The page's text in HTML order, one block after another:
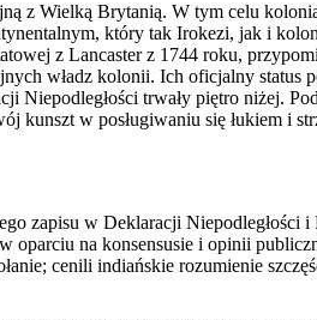
z Wielką Brytanią. W tym celu
który tak Irokezi, jak i
z Lancaster z 1744 roku,
władz kolonii. Ich oficjalny status
Niepodległości trwały piętro niżej.
w posługiwaniu się łukiem i
zapisu w Deklaracji Niepodległości
na konsensusie i opinii
cenili indiańskie rozumienie